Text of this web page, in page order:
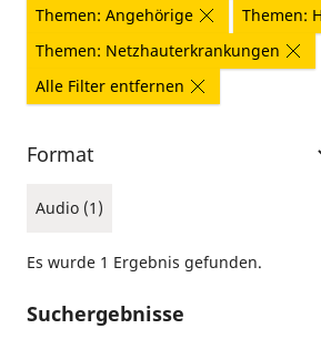
Themen: Angehörige
Themen:
Themen: Netzhauterkrankungen
Alle Filter entfernen
Format
Audio (1)
Es wurde 1 Ergebnis gefunden.
Suchergebnisse